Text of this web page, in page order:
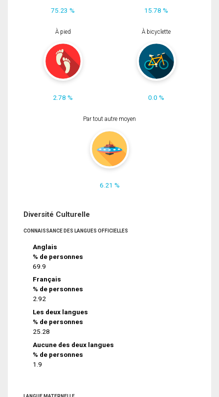
75.23 % 15.78 %
À pied
2.78 %
À bicyclette
0.0 %
Par tout autre moyen
6.21 %
Diversité Culturelle
CONNAISSANCE DES LANGUES OFFICIELLES
Anglais
% de personnes
69.9
Français
% de personnes
2.92
Les deux langues
% de personnes
25.28
Aucune des deux langues
% de personnes
1.9